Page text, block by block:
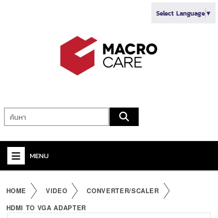
Select Language▼
MENU
HOME VIDEO
CONVERTER/SCALER
HDMI TO VGA ADAPTER